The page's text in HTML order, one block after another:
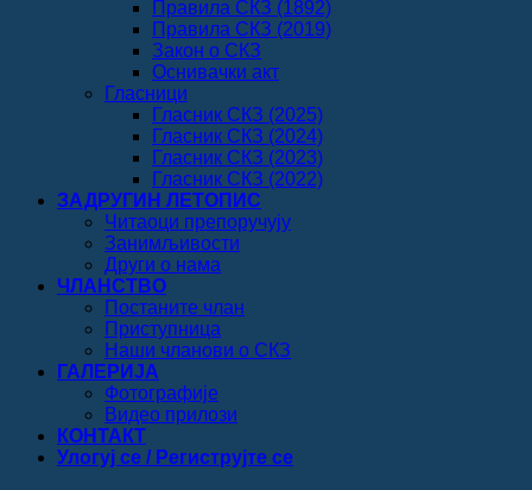
Правила СКЗ (1892)
Правила СКЗ (2019)
Закон о СКЗ
Оснивачки акт
Гласници
Гласник СКЗ (2025)
Гласник СКЗ (2024)
Гласник СКЗ (2023)
Гласник СКЗ (2022)
ЗАДРУГИН ЛЕТОПИС
Читаоци препоручују
Занимљивости
Други о нама
ЧЛАНСТВО
Постаните члан
Приступница
Наши чланови о СКЗ
ГАЛЕРИЈА
Фотографије
Видео прилози
КОНТАКТ
Улогуј се / Региструјте се